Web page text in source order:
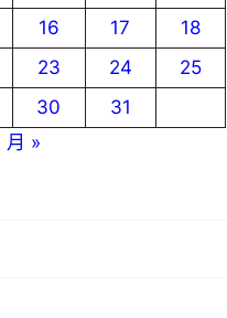
16 17
18
23 24
25
30
31
月 »